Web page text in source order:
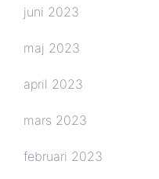
juni 2023
maj 2023
april 2023
mars 2023
februari 2023